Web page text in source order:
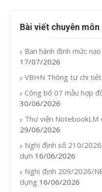
Bài viết chuyên
Ban hành định mức
17/07/2026
VBHN Thông tư chi
Công bố 07 mẫu hợp
30/06/2026
Thư viện NotebookLM
29/06/2026
Nghị định số 210/
dựn 16/06/2026
Nghị định 209/2026/
dựng 16/06/2026